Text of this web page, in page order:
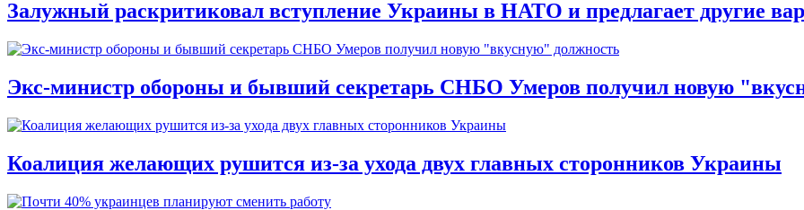
Залужный раскритиковал вступление Украины в НАТО и предлагает другие
Экс-министр обороны и бывший секретарь СНБО Умеров получил новую
Коалиция желающих рушится из-за ухода двух главных сторонников Украины